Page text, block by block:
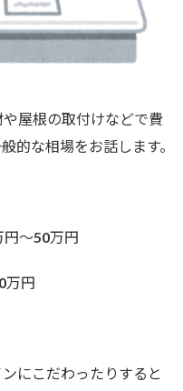
屋根の取付けなどで費
的な相場をお話します。
円～50万円
万円
にこだわったりすると